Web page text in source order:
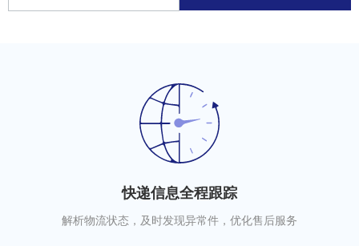
快递信息全程跟踪
解析物流状态，及时发现异常件，优化售后服务